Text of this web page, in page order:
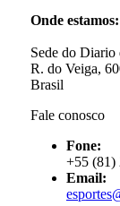
Onde estamos:
Sede do Diario
R. do Veiga,
Brasil
Fale conosco
Fone:
+55 (81)
Email: